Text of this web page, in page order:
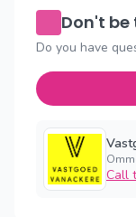
Don't
Do you have
Call